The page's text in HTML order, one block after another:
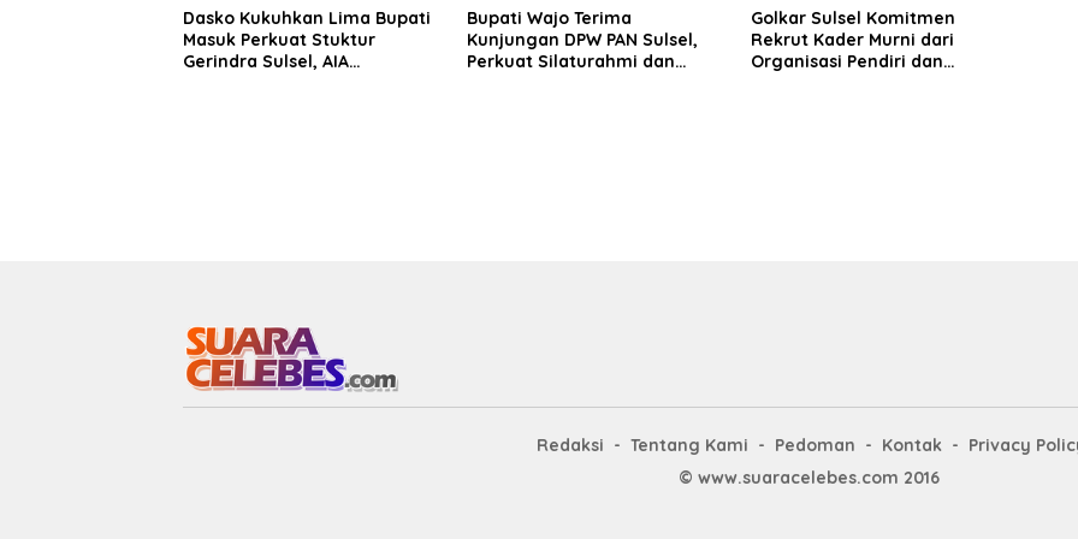
Dasko Kukuhkan Lima Bupati
Masuk Perkuat Stuktur
Gerindra Sulsel, AIA
Bupati Wajo Terima
Kunjungan DPW PAN Sulsel,
Perkuat Silaturahmi dan
Golkar Sulsel Komitmen
Rekrut Kader Murni dari
Organisasi Pendiri dan
Redaksi Tentang Kami Pedoman Kontak
Privacy
© www.suaracelebes.com 2016